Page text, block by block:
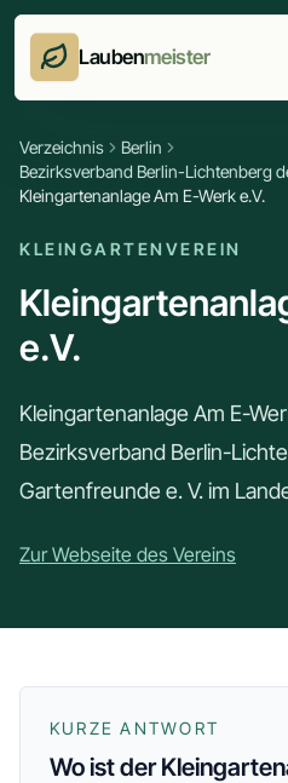
Laubenmeister
Verzeichnis
Berlin
Bezirksverband Berlin-Lichtenberg
Kleingartenanlage Am E-Werk e.V.
KLEINGARTENVEREIN
e.V.
Kleingartenanlage Am E-
Bezirksverband Berlin-
Gartenfreunde e. V. im
Zur Webseite des Vereins
KURZE ANTWORT
Wo ist der